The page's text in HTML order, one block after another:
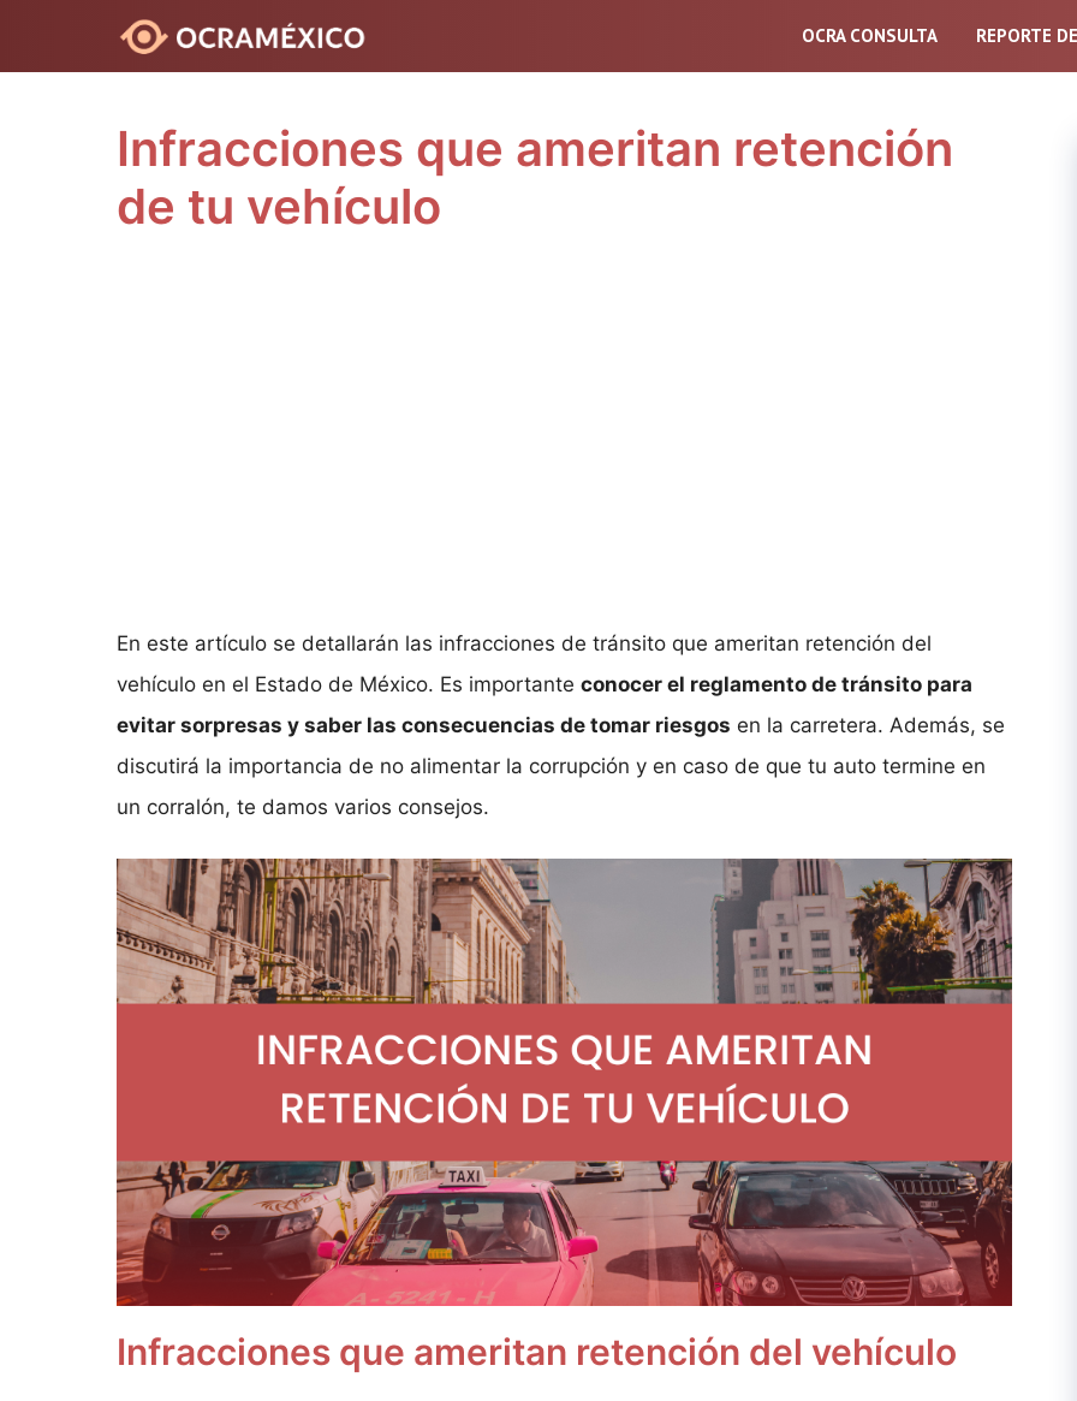
OCRA CONSULTA REPORTE
Infracciones que ameritan retención
de tu vehículo
En este artículo se detallarán las infracciones de tránsito que ameritan retención del
vehículo en el Estado de México. Es importante conocer el reglamento de tránsito para
evitar sorpresas y saber las consecuencias de tomar riesgos en la carretera. Además, se
discutirá la importancia de no alimentar la corrupción y en caso de que tu auto termine en
un corralón, te damos varios consejos.
Infracciones que ameritan retención del vehículo